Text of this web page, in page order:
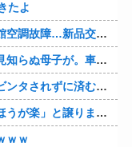
たよ
万円…高額費用に「高すぎる」
席は、結局“やったもん勝ち”になってしまうのでしょうか？
されずに済む方法
したいのですが、実際の費用はどれくらい違うのでしょうか？
ｗｗ